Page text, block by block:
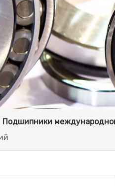
Подшипники